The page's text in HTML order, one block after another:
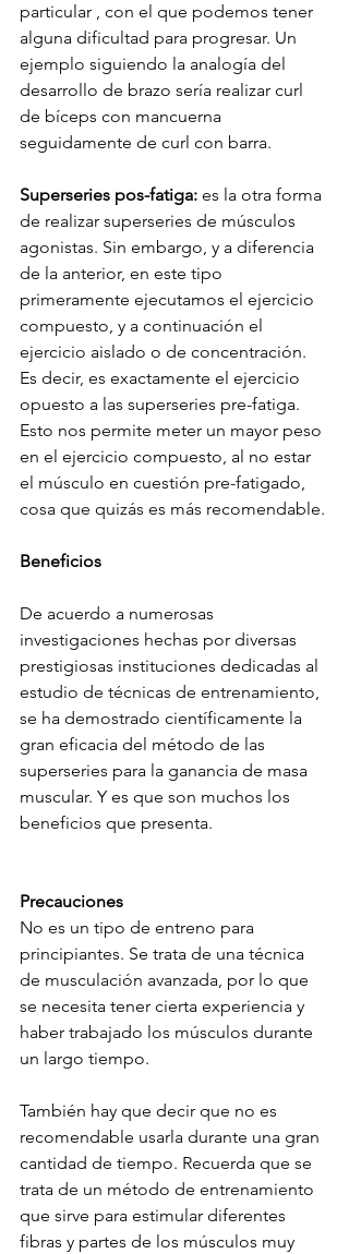
particular , con el que podemos tener
alguna dificultad para progresar. Un
ejemplo siguiendo la analogía del
desarrollo de brazo sería realizar curl
de bíceps con mancuerna
seguidamente de curl con barra.
Superseries pos-fatiga: es la otra forma
de realizar superseries de músculos
agonistas. Sin embargo, y a diferencia
de la anterior, en este tipo
primeramente ejecutamos el ejercicio
compuesto, y a continuación el
ejercicio aislado o de concentración.
Es decir, es exactamente el ejercicio
opuesto a las superseries pre-fatiga.
Esto nos permite meter un mayor peso
en el ejercicio compuesto, al no estar
el músculo en cuestión pre-fatigado,
cosa que quizás es más recomendable.
Beneficios
De acuerdo a numerosas
investigaciones hechas por diversas
prestigiosas instituciones dedicadas al
estudio de técnicas de entrenamiento,
se ha demostrado científicamente la
gran eficacia del método de las
superseries para la ganancia de masa
muscular. Y es que son muchos los
beneficios que presenta.
Precauciones
No es un tipo de entreno para
principiantes. Se trata de una técnica
de musculación avanzada, por lo que
se necesita tener cierta experiencia y
haber trabajado los músculos durante
un largo tiempo.
También hay que decir que no es
recomendable usarla durante una gran
cantidad de tiempo. Recuerda que se
trata de un método de entrenamiento
que sirve para estimular diferentes
fibras y partes de los músculos muy